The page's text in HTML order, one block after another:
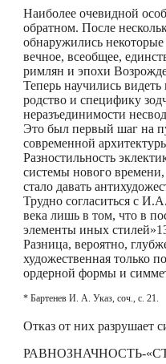
Наиболее очевидной
обратном. После
обнаружились
вечное, всеобщее,
римлян и эпохи
Теперь научились
родство и специфику
неразъединимости
Это был первый шаг на
современной
Разностильность
системы нового
стало давать
Трудно согласиться с
века лишь в том, что в
элементы иных
Разница, вероятно,
художественная только
ордерной формы и
* Бартенев И. А. Указ, соч., с. 21.
Отказ от них разрушает
РАВНОЗНАЧНОСТЬ-